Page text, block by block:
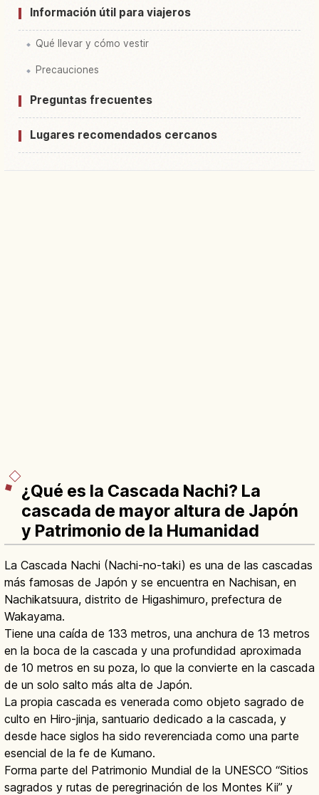
Información útil para viajeros
Qué llevar y cómo vestir
Precauciones
Preguntas frecuentes
Lugares recomendados cercanos
¿Qué es la Cascada Nachi? La
cascada de mayor altura de Japón
y Patrimonio de la Humanidad
La Cascada Nachi (Nachi-no-taki) es una de las cascadas
más famosas de Japón y se encuentra en Nachisan, en
Nachikatsuura, distrito de Higashimuro, prefectura de
Wakayama.
Tiene una caída de 133 metros, una anchura de 13 metros
en la boca de la cascada y una profundidad aproximada
de 10 metros en su poza, lo que la convierte en la cascada
de un solo salto más alta de Japón.
La propia cascada es venerada como objeto sagrado de
culto en Hiro-jinja, santuario dedicado a la cascada, y
desde hace siglos ha sido reverenciada como una parte
esencial de la fe de Kumano.
Forma parte del Patrimonio Mundial de la UNESCO “Sitios
sagrados y rutas de peregrinación de los Montes Kii” y